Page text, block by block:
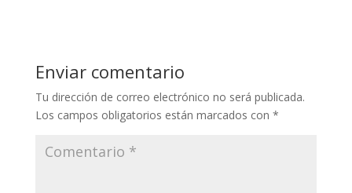
Enviar comentario
Tu dirección de correo electrónico no será publicada.
Los campos obligatorios están marcados con *